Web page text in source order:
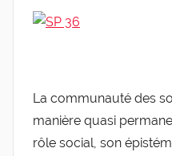
de
v
i
s
La communauté des
manière quasi
rôle social, son